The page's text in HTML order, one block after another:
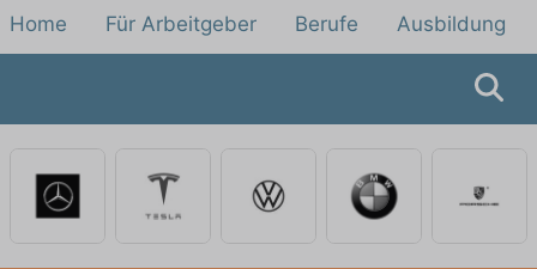
Home Für Arbeitgeber Berufe Ausbildung